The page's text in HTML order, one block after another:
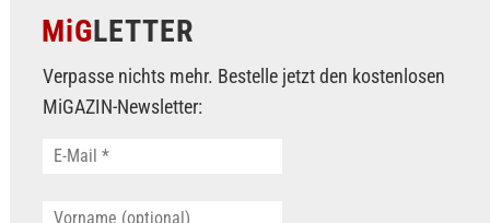
MiGLETTER
Verpasse nichts mehr. Bestelle jetzt den kostenlosen
MiGAZIN-Newsletter: